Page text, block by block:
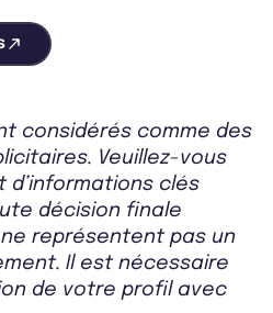
considérés comme des
Veuillez-vous
clés
décision finale
ne représentent pas un
Il est nécessaire
de votre profil avec